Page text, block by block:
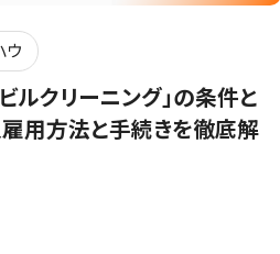
ウ
ルクリーニング」の条件と
用方法と手続きを徹底解